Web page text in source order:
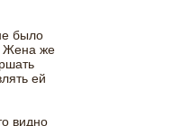
было
Жена же
ей
видно